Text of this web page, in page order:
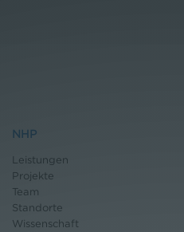
NHP
Leistungen
Projekte
Team
Standorte
Wissenschaft